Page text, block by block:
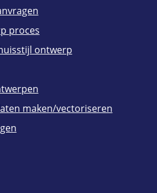
proces
ontwerp
maken/vectoriseren